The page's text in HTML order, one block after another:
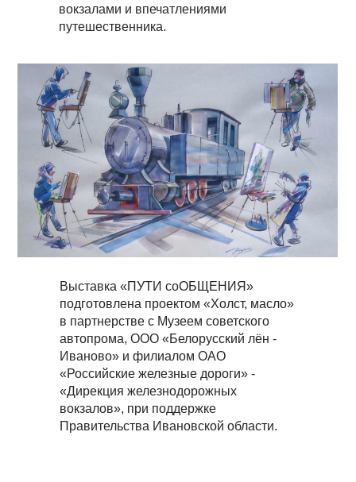
вокзалами и впечатлениями
путешественника.
Выставка «ПУТИ соОБЩЕНИЯ»
подготовлена проектом «Холст, масло»
в партнерстве с Музеем советского
автопрома, ООО «Белорусский лён -
Иваново» и филиалом ОАО
«Российские железные дороги» -
«Дирекция железнодорожных
вокзалов», при поддержке
Правительства Ивановской области.